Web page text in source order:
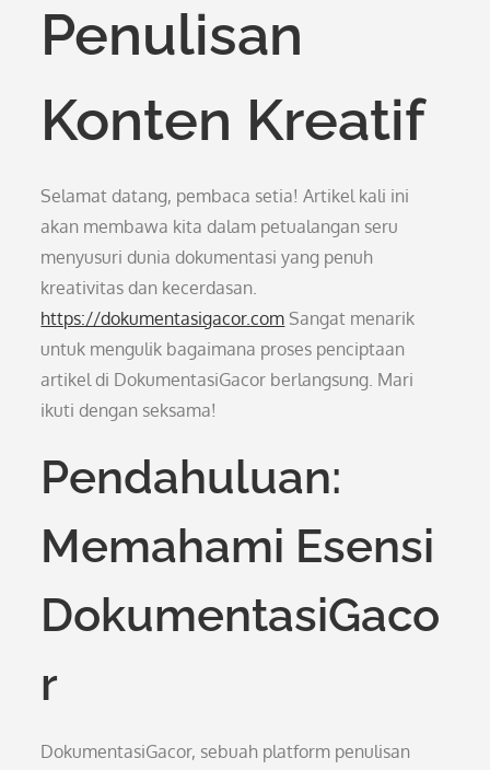
Penulisan
Konten Kreatif
Selamat datang, pembaca setia! Artikel kali ini
akan membawa kita dalam petualangan seru
menyusuri dunia dokumentasi yang penuh
kreativitas dan kecerdasan.
https://dokumentasigacor.com Sangat menarik
untuk mengulik bagaimana proses penciptaan
artikel di DokumentasiGacor berlangsung. Mari
ikuti dengan seksama!
Pendahuluan:
Memahami Esensi
DokumentasiGaco
r
DokumentasiGacor, sebuah platform penulisan